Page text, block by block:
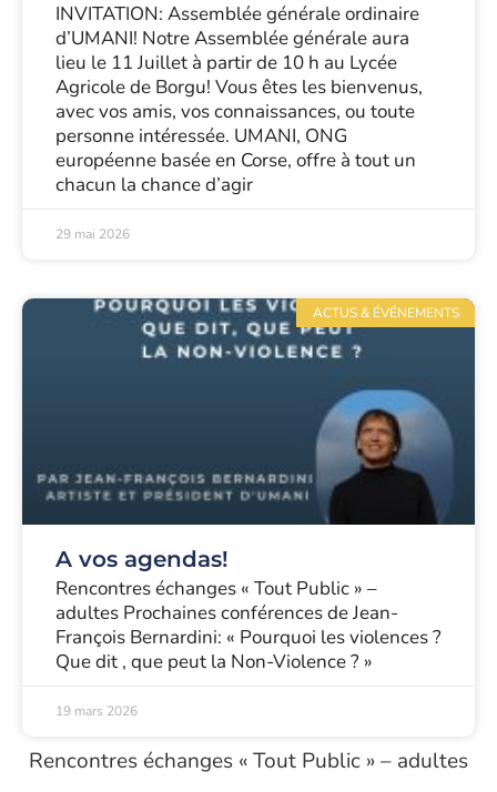
INVITATION: Assemblée générale ordinaire
d’UMANI! Notre Assemblée générale aura
lieu le 11 Juillet à partir de 10 h au Lycée
Agricole de Borgu! Vous êtes les bienvenus,
avec vos amis, vos connaissances, ou toute
personne intéressée. UMANI, ONG
européenne basée en Corse, offre à tout un
chacun la chance d’agir
29 mai 2026
ACTUS & ÉVÉNEMENTS
A vos agendas!
Rencontres échanges « Tout Public » –
adultes Prochaines conférences de Jean-
François Bernardini: « Pourquoi les violences ?
Que dit , que peut la Non-Violence ? »
19 mars 2026
Rencontres échanges « Tout Public » – adultes